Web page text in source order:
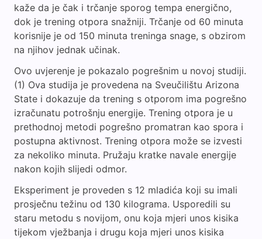
kaže da je čak i trčanje sporog tempa energično,
dok je trening otpora snažniji. Trčanje od 60 minuta
korisnije je od 150 minuta treninga snage, s obzirom
na njihov jednak učinak.
Ovo uvjerenje je pokazalo pogrešnim u novoj studiji.
(1) Ova studija je provedena na Sveučilištu Arizona
State i dokazuje da trening s otporom ima pogrešno
izračunatu potrošnju energije. Trening otpora je u
prethodnoj metodi pogrešno promatran kao spora i
postupna aktivnost. Trening otpora može se izvesti
za nekoliko minuta. Pružaju kratke navale energije
nakon kojih slijedi odmor.
Eksperiment je proveden s 12 mladića koji su imali
prosječnu težinu od 130 kilograma. Usporedili su
staru metodu s novijom, onu koja mjeri unos kisika
tijekom vježbanja i drugu koja mjeri unos kisika